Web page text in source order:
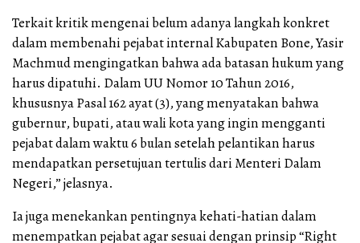
Terkait kritik mengenai belum adanya langkah konkret
dalam membenahi pejabat internal Kabupaten Bone, Yasir
Machmud mengingatkan bahwa ada batasan hukum yang
harus dipatuhi. Dalam UU Nomor 10 Tahun 2016,
khususnya Pasal 162 ayat (3), yang menyatakan bahwa
gubernur, bupati, atau wali kota yang ingin mengganti
pejabat dalam waktu 6 bulan setelah pelantikan harus
mendapatkan persetujuan tertulis dari Menteri Dalam
Negeri,” jelasnya.
Ia juga menekankan pentingnya kehati-hatian dalam
menempatkan pejabat agar sesuai dengan prinsip “Right